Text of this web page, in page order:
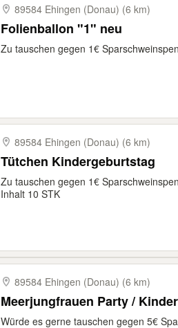
89584 Ehingen (Donau) (6 km)
Folienballon "1" neu
Zu tauschen gegen 1€
89584 Ehingen (Donau) (6 km)
Tütchen Kindergeburtstag
Zu tauschen gegen 1€
Inhalt 10 STK
89584 Ehingen (Donau) (6 km)
Meerjungfrauen Party /
Würde es gerne tauschen gegen 5€